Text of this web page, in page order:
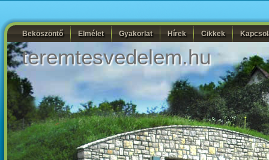
Beköszöntő Elmélet Gyakorlat Hírek Cikkek
teremtesvedelem.hu